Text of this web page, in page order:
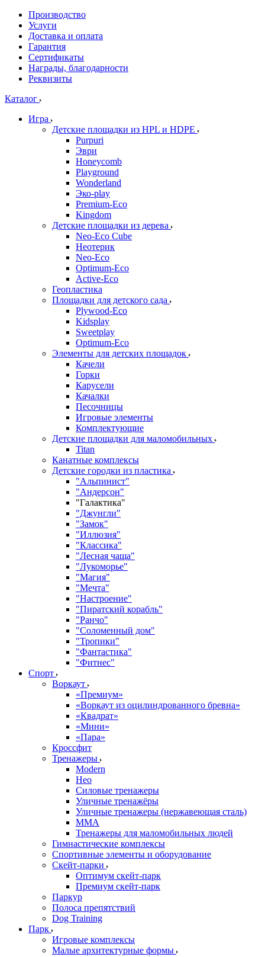
Производство
Услуги
Доставка и оплата
Гарантия
Сертификаты
Награды, благодарности
Реквизиты
Каталог
Игра
Детские площадки из HPL и HDPE
Purpuri
Эври
Honeycomb
Playground
Wonderland
Эко-play
Premium-Eco
Kingdom
Детские площадки из дерева
Neo-Eco Cube
Неотерик
Neo-Eco
Оptimum-Еco
Active-Eco
Геопластика
Площадки для детского сада
Plywood-Eco
Kidsplay
Sweetplay
Оptimum-Еco
Элементы для детских площадок
Качели
Горки
Карусели
Качалки
Песочницы
Игровые элементы
Комплектующие
Детские площадки для маломобильных
Titan
Канатные комплексы
Детские городки из пластика
"Альпинист"
"Андерсон"
"Галактика"
"Джунгли"
"Замок"
"Иллюзия"
"Классика"
"Лесная чаща"
"Лукоморье"
"Магия"
"Мечта"
"Настроение"
"Пиратский корабль"
"Ранчо"
"Соломенный дом"
"Тропики"
"Фантастика"
"Фитнес"
Спорт
Воркаут
«Премиум»
«Воркаут из оцилиндрованного бревна»
«Квадрат»
«Мини»
«Пара»
Кроссфит
Тренажеры
Modern
Нео
Силовые тренажеры
Уличные тренажёры
Уличные тренажеры (нержавеющая сталь)
ММА
Тренажеры для маломобильных людей
Гимнастические комплексы
Спортивные элементы и оборудование
Скейт-парки
Оптимум скейт-парк
Премиум скейт-парк
Паркур
Полоса препятствий
Dog Training
Парк
Игровые комплексы
Малые архитектурные формы